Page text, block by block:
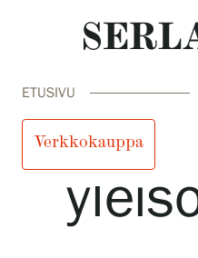
Tule meille
ETUSIVU
Verkkokauppa